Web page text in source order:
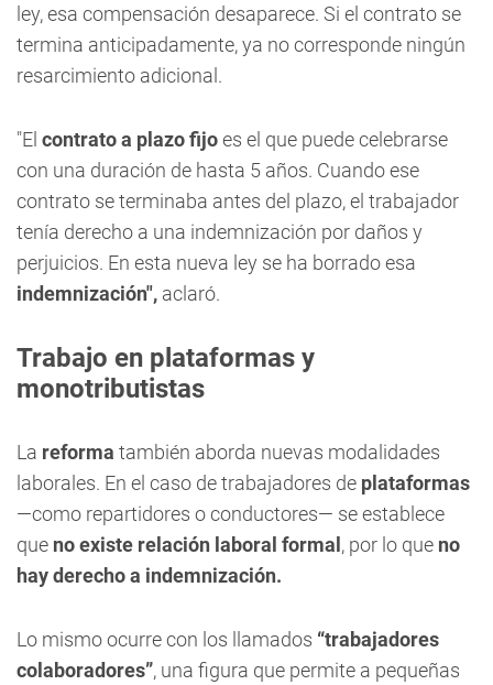
ley, esa compensación desaparece. Si el contrato se
termina anticipadamente, ya no corresponde ningún
resarcimiento adicional.
"El contrato a plazo fijoes el que puede celebrarse
con una duración de hasta 5 años. Cuando ese
contrato se terminaba antes del plazo, el trabajador
tenía derecho a una indemnización por daños y
perjuicios. En esta nueva ley se ha borrado esa
indemnización", aclaró.
Trabajo en plataformas y
monotributistas
La reforma también aborda nuevas modalidades
laborales. En el caso de trabajadores de plataformas
—como repartidores o conductores— se establece
que no existe relación laboral formal, por lo que no
hay derecho a indemnización.
Lo mismo ocurre con los llamados “trabajadores
colaboradores”, una figura que permite a pequeñas